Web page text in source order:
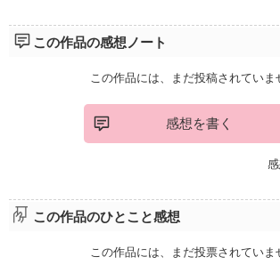
この作品の感想ノート
この作品には、まだ投稿されていま
感想を書く
この作品のひとこと感想
この作品には、まだ投票されていま